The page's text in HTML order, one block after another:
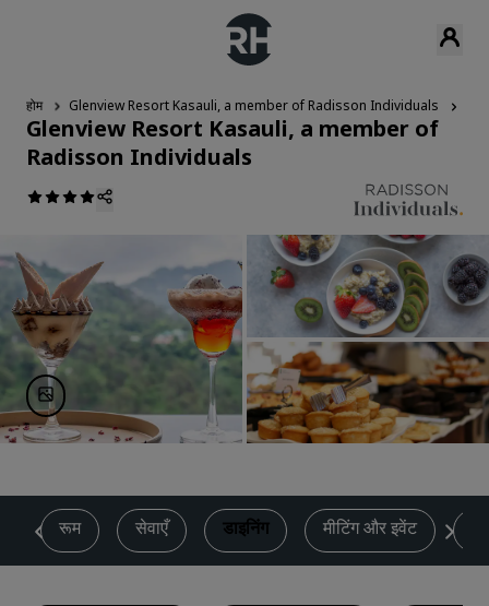
होम Glenview Resort Kasauli, a member of Radisson Individuals
Glenview Resort Kasauli, a member of
Radisson Individuals
रूम सेवाएँ डाइनिंग मीटिंग और इवेंट